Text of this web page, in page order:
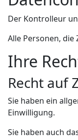
Der Kontrolleur
Alle Personen,
Ihre
Recht auf
Sie haben ein
Einwilligung.
Sie haben auch